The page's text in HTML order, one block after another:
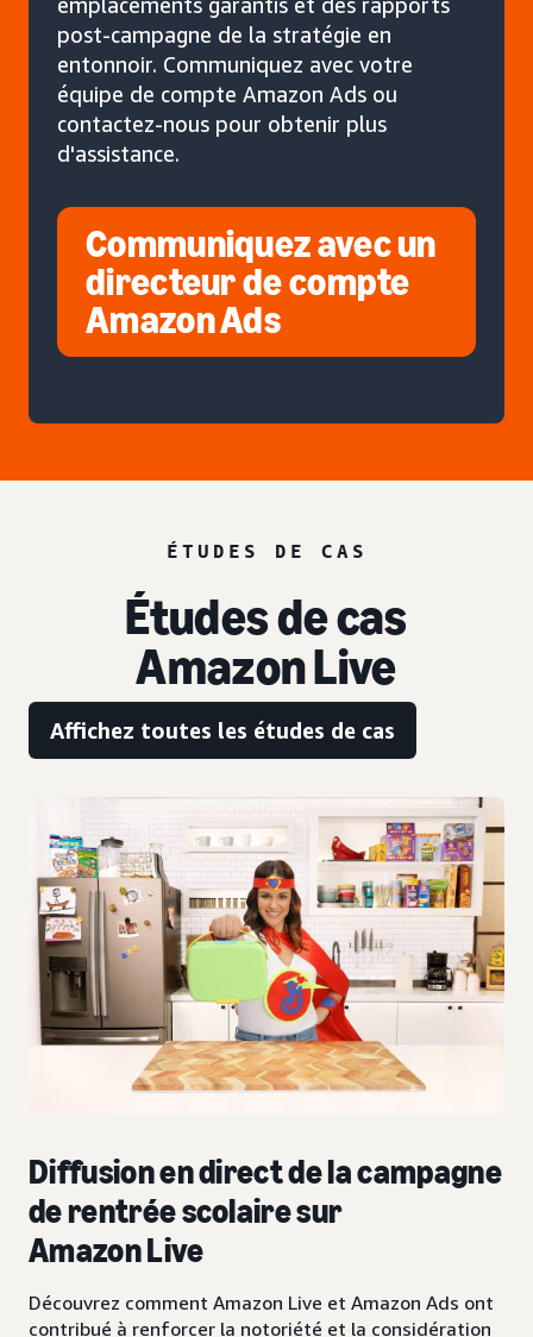
post-campagne de la stratégie en
entonnoir. Communiquez avec votre
équipe de compte Amazon Ads ou
contactez-nous pour obtenir plus
d'assistance.
Communiquez avec un
directeur de compte
Amazon Ads
ÉTUDES DE CAS
Études de cas
Amazon Live
Affichez toutes les études de cas
Diffusion en direct de la campagne
de rentrée scolaire sur
Amazon Live
Découvrez comment Amazon Live et Amazon Ads ont
contribué à renforcer la notoriété et la considération